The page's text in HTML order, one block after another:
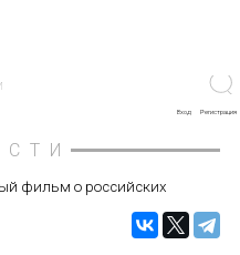
Вход Регистрация
фильм о российских